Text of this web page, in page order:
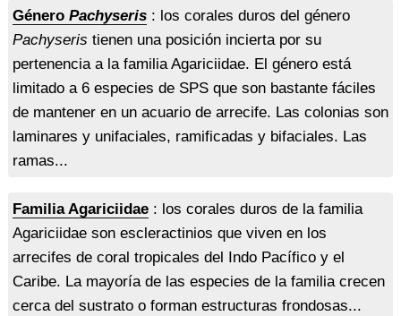
Género Pachyseris: los corales duros del género
Pachyseris tienen una posición incierta por su
pertenencia a la familia Agariciidae. El género está
limitado a 6 especies de SPS que son bastante fáciles
de mantener en un acuario de arrecife. Las colonias son
laminares y unifaciales, ramificadas y bifaciales. Las
ramas...
Familia Agariciidae: los corales duros de la familia
Agariciidae son escleractinios que viven en los
arrecifes de coral tropicales del Indo Pacífico y el
Caribe. La mayoría de las especies de la familia crecen
cerca del sustrato o forman estructuras frondosas...